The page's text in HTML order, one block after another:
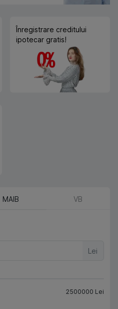
Înregistrare creditului
ipotecar gratis!
MAIB VB
Lei
2500000 Lei